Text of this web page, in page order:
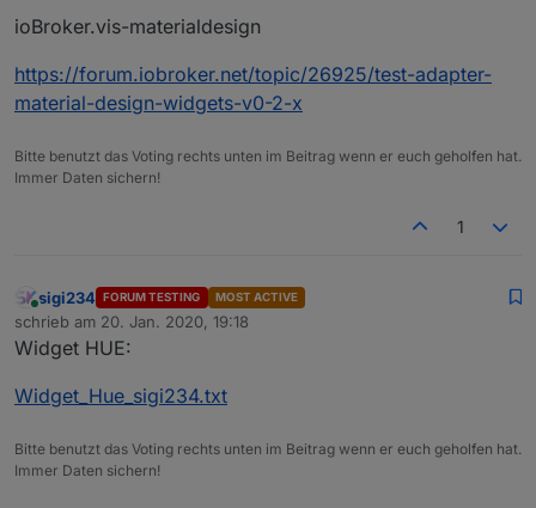
VIEW_Heizung_1_sigi234.txt
View_Hue_Sigi234.txt
ioBroker.vis-materialdesign
https://forum.iobroker.net/topic/26925/test-adapter-
material-design-widgets-v0-2-x
Bitte benutzt das Voting rechts unten im Beitrag wenn er euch geholfen hat.
Immer Daten sichern!
1
Online
sigi234 FORUM TESTING MOST ACTIVE
schrieb am 20. Jan. 2020, 19:18
zuletzt editiert von
Widget HUE:
Widget_Hue_sigi234.txt
Bitte benutzt das Voting rechts unten im Beitrag wenn er euch geholfen hat.
Immer Daten sichern!